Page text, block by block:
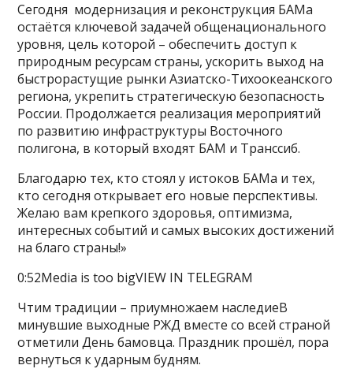
Сегодня модернизация и реконструкция БАМа
остаётся ключевой задачей общенационального
уровня, цель которой – обеспечить доступ к
природным ресурсам страны, ускорить выход на
быстрорастущие рынки Азиатско-Тихоокеанского
региона, укрепить стратегическую безопасность
России. Продолжается реализация мероприятий
по развитию инфраструктуры Восточного
полигона, в который входят БАМ и Транссиб.
Благодарю тех, кто стоял у истоков БАМа и тех,
кто сегодня открывает его новые перспективы.
Желаю вам крепкого здоровья, оптимизма,
интересных событий и самых высоких достижений
на благо страны!»
0:52Media is too bigVIEW IN TELEGRAM
Чтим традиции – приумножаем наследиеВ
минувшие выходные РЖД вместе со всей страной
отметили День бамовца. Праздник прошёл, пора
вернуться к ударным будням.